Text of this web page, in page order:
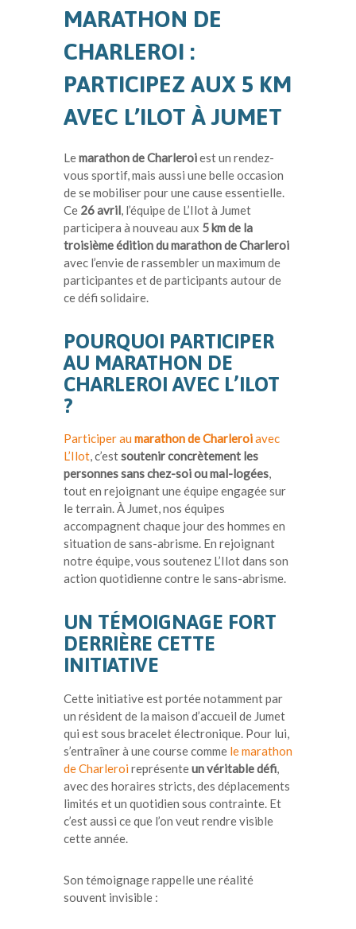
MARATHON DE
CHARLEROI :
PARTICIPEZ AUX 5 KM
AVEC L’ILOT À JUMET
Lemarathon de Charleroiest un rendez-
vous sportif, mais aussi une belle occasion
de se mobiliser pour une cause essentielle.
Ce 26 avril, l’équipe de L’Ilot à Jumet
participera à nouveau aux 5 km de la
troisième édition du marathon de Charleroi
avec l’envie de rassembler un maximum de
participantes et de participants autour de
ce défi solidaire.
POURQUOI PARTICIPER
AU MARATHON DE
CHARLEROI AVEC L’ILOT
?
Participer au marathon de Charleroiavec
L’Ilot, c’estsoutenir concrètement les
personnes sans chez-soi ou mal-logées,
tout en rejoignant une équipe engagée sur
le terrain. À Jumet, nos équipes
accompagnent chaque jour des hommes en
situation de sans-abrisme. En rejoignant
notre équipe, vous soutenez L’Ilot dans son
action quotidienne contre le sans-abrisme.
UN TÉMOIGNAGE FORT
DERRIÈRE CETTE
INITIATIVE
Cette initiative est portée notamment par
un résident de la maison d’accueil de Jumet
qui est sous bracelet électronique. Pour lui,
s’entraîner à une course comme le marathon
de Charleroi représenteun véritable défi,
avec des horaires stricts, des déplacements
limités et un quotidien sous contrainte. Et
c’est aussi ce que l’on veut rendre visible
cette année.
Son témoignage rappelle une réalité
souvent invisible :